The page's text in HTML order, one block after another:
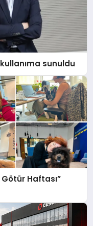
sunuldu
Haftası”